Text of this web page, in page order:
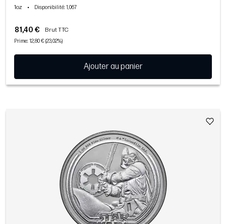
1oz • Disponibilité: 1,067
81,40 € Brut TTC
Prime: 12,80 € (23,02%)
Ajouter au panier